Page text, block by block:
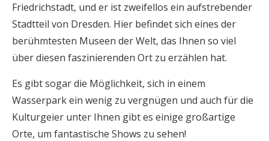
Friedrichstadt, und er ist zweifellos ein aufstrebender
Stadtteil von Dresden. Hier befindet sich eines der
berühmtesten Museen der Welt, das Ihnen so viel
über diesen faszinierenden Ort zu erzählen hat.
Es gibt sogar die Möglichkeit, sich in einem
Wasserpark ein wenig zu vergnügen und auch für die
Kulturgeier unter Ihnen gibt es einige großartige
Orte, um fantastische Shows zu sehen!